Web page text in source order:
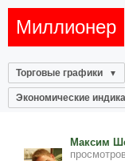
Миллионер
Торговые графики
Экономические
Максим